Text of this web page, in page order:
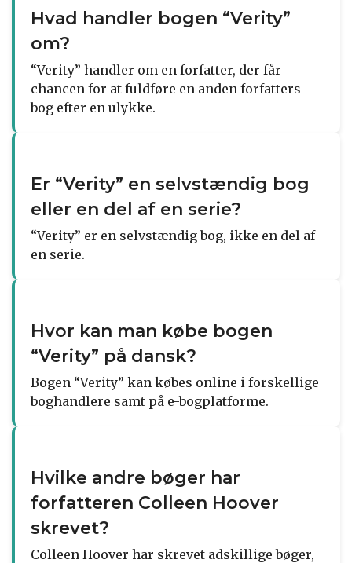
Hvad handler bogen “Verity”
om?
“Verity” handler om en forfatter, der får
chancen for at fuldføre en anden forfatters
bog efter en ulykke.
Er “Verity” en selvstændig bog
eller en del af en serie?
“Verity” er en selvstændig bog, ikke en del af
en serie.
Hvor kan man købe bogen
“Verity” på dansk?
Bogen “Verity” kan købes online i forskellige
boghandlere samt på e-bogplatforme.
Hvilke andre bøger har
forfatteren Colleen Hoover
skrevet?
Colleen Hoover har skrevet adskillige bøger,